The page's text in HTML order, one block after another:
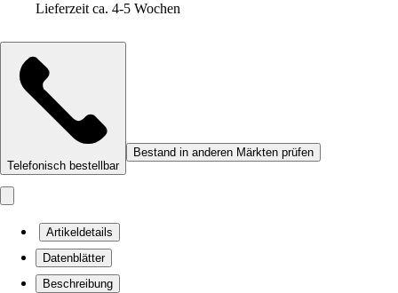
Lieferzeit ca. 4-5 Wochen
Telefonisch bestellbar
Bestand in anderen Märkten prüfen
Artikeldetails
Datenblätter
Beschreibung